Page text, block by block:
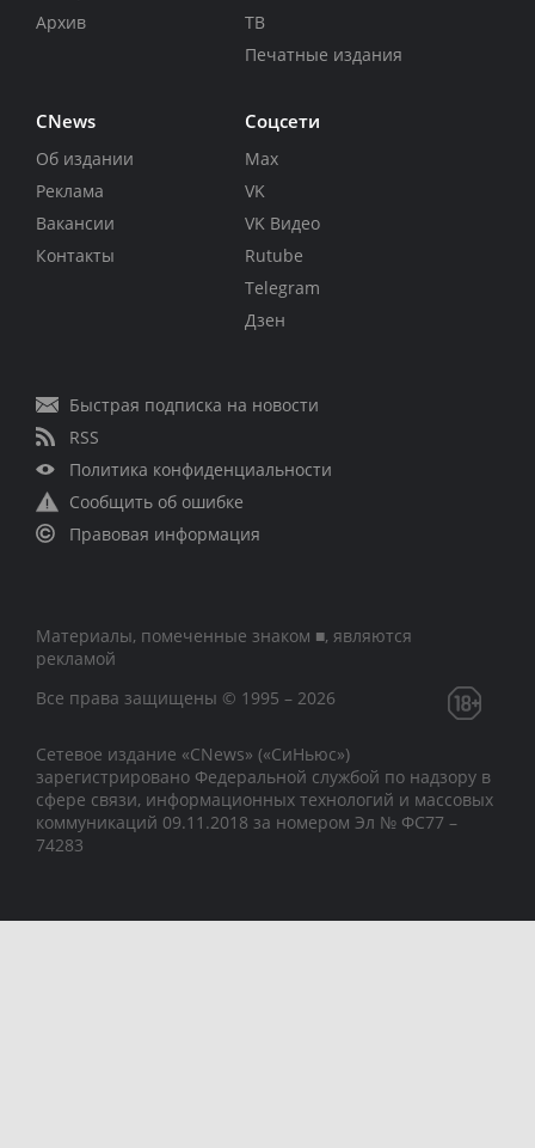
Архив
ТВ
Печатные издания
CNews
Об издании
Реклама
Вакансии
Контакты
Соцсети
Max
VK
VK Видео
Rutube
Telegram
Дзен
Быстрая подписка на новости
RSS
Политика конфиденциальности
Сообщить об ошибке
Правовая информация
Материалы, помеченные знаком ■, являются
рекламой
Все права защищены © 1995 – 2026
Сетевое издание «CNews» («СиНьюс»)
зарегистрировано Федеральной службой по надзору в
сфере связи, информационных технологий и массовых
коммуникаций 09.11.2018 за номером Эл № ФС77 –
74283